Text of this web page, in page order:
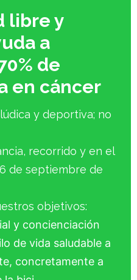
libre y
a
de
en cáncer
y deportiva; no
recorrido y en el
de septiembre de
objetivos:
y concienciación
de vida saludable a
concretamente a